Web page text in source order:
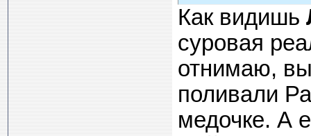
Как видишь
суровая
отнимаю,
поливали
медочке. А